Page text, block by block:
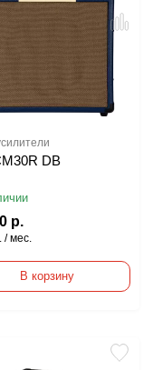
DB
р.
/ мес.
В корзину